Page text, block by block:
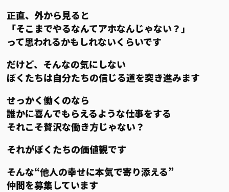
正直、外から見ると
「そこまでやるなんてアホなんじゃない？」
って思われるかもしれないくらいです
だけど、そんなの気にしない
ぼくたちは自分たちの信じる道を突き進みます
せっかく働くのなら
誰かに喜んでもらえるような仕事をする
それこそ贅沢な働き方じゃない？
それがぼくたちの価値観です
そんな“他人の幸せに本気で寄り添える”
仲間を募集しています